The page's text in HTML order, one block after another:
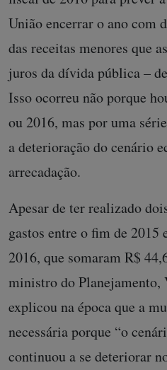
União encerrar o ano
das receitas menores que
juros da dívida pública –
Isso ocorreu não porque
ou 2016, mas por uma
a deterioração do cenário
arrecadação.
Apesar de ter realizado
gastos entre o fim de 2015
2016, que somaram R$
ministro do Planejamento,
explicou na época que a
necessária porque “o
continuou a se deteriorar